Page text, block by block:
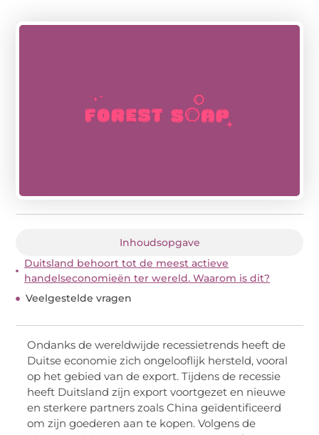
Inhoudsopgave
Duitsland behoort tot de meest actieve
handelseconomieën ter wereld. Waarom is dit?
Veelgestelde vragen
Ondanks de wereldwijde recessietrends heeft de
Duitse economie zich ongelooflijk hersteld, vooral
op het gebied van de export. Tijdens de recessie
heeft Duitsland zijn export voortgezet en nieuwe
en sterkere partners zoals China geïdentificeerd
om zijn goederen aan te kopen. Volgens de